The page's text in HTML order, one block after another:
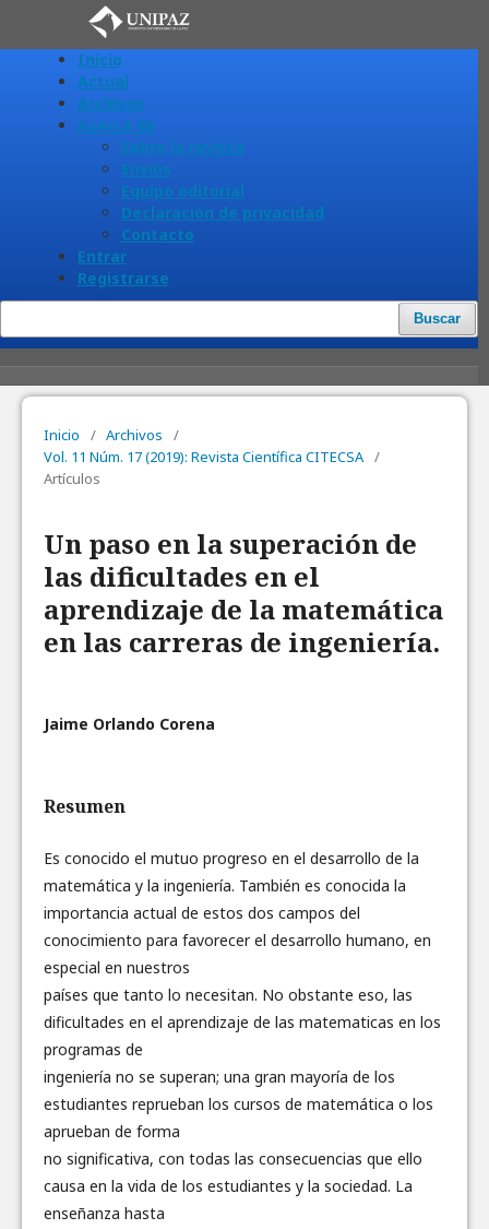
Inicio
Actual
Archivos
Acerca de
Sobre la revista
Envíos
Equipo editorial
Declaración de privacidad
Contacto
Entrar
Registrarse
Buscar
Inicio / Archivos
/
Vol. 11 Núm. 17 (2019): Revista Científica CITECSA /
Artículos
Un paso en la superación de
las dificultades en el
aprendizaje de la matemática
en las carreras de ingeniería.
Jaime Orlando Corena
Resumen
Es conocido el mutuo progreso en el desarrollo de la
matemática y la ingeniería. También es conocida la
importancia actual de estos dos campos del
conocimiento para favorecer el desarrollo humano, en
especial en nuestros
países que tanto lo necesitan. No obstante eso, las
dificultades en el aprendizaje de las matematicas en los
programas de
ingeniería no se superan; una gran mayoría de los
estudiantes reprueban los cursos de matemática o los
aprueban de forma
no significativa, con todas las consecuencias que ello
causa en la vida de los estudiantes y la sociedad. La
enseñanza hasta